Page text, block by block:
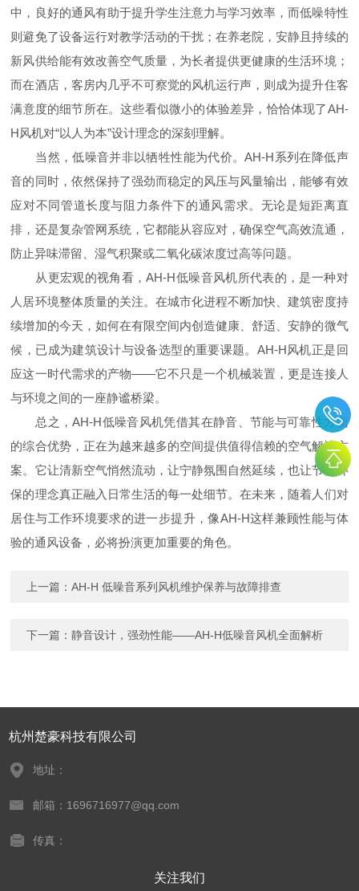
中，良好的通风有助于提升学生注意力与学习效率，而低噪特性
则避免了设备运行对教学活动的干扰；在养老院，安静且持续的
新风供给能有效改善空气质量，为长者提供更健康的生活环境；
而在酒店，客房内几乎不可察觉的风机运行声，则成为提升住客
满意度的细节所在。这些看似微小的体验差异，恰恰体现了AH-
H风机对“以人为本”设计理念的深刻理解。
当然，低噪音并非以牺牲性能为代价。AH-H系列在降低声
音的同时，依然保持了强劲而稳定的风压与风量输出，能够有效
应对不同管道长度与阻力条件下的通风需求。无论是短距离直
排，还是复杂管网系统，它都能从容应对，确保空气高效流通，
防止异味滞留、湿气积聚或二氧化碳浓度过高等问题。
从更宏观的视角看，AH-H低噪音风机所代表的，是一种对
人居环境整体质量的关注。在城市化进程不断加快、建筑密度持
续增加的今天，如何在有限空间内创造健康、舒适、安静的微气
候，已成为建筑设计与设备选型的重要课题。AH-H风机正是回
应这一时代需求的产物——它不只是一个机械装置，更是连接人
与环境之间的一座静谧桥梁。
总之，AH-H低噪音风机凭借其在静音、节能与可靠性方面
的综合优势，正在为越来越多的空间提供值得信赖的空气解决方
案。它让清新空气悄然流动，让宁静氛围自然延续，也让节能环
保的理念真正融入日常生活的每一处细节。在未来，随着人们对
居住与工作环境要求的进一步提升，像AH-H这样兼顾性能与体
验的通风设备，必将扮演更加重要的角色。
上一篇：AH-H 低噪音系列风机维护保养与故障排查
下一篇：静音设计，强劲性能——AH-H低噪音风机全面解析
杭州楚豪科技有限公司
地址：
邮箱：1696716977@qq.com
传真：
关注我们